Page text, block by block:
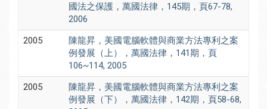
國法之保護，萬國法律，145期，頁67-78,
2006
2005
陳龍昇，美國電腦軟體與商業方法專利之案
例發展（上），萬國法律，141期，頁
106~114, 2005
2005
陳龍昇，美國電腦軟體與商業方法專利之案
例發展（下），萬國法律，142期，頁58-68,